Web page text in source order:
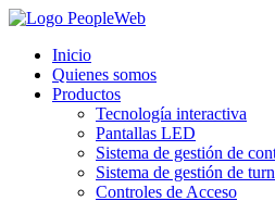
Saltar
contenido
Inicio
Quienes somos
Productos
Tecnología interactiva
Pantallas LED
Sistema de gestión de
Sistema de gestión de
Controles de Acceso